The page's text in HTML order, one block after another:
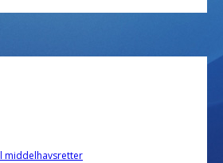
middelhavsretter